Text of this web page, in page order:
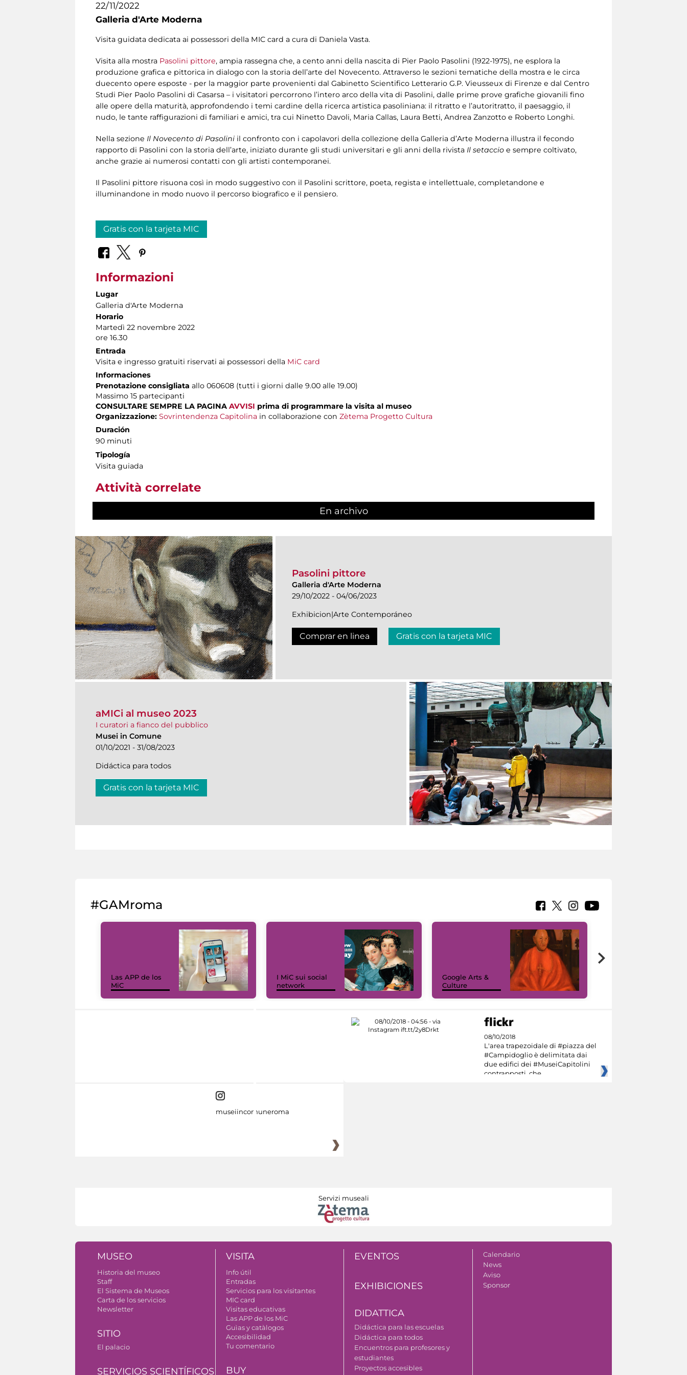
22/11/2022
Galleria d'Arte Moderna
Visita guidata dedicata ai possessori della MIC card a cura di Daniela Vasta.
Visita alla mostra Pasolini pittore, ampia rassegna che, a cento anni della nascita di Pier Paolo Pasolini (1922-1975), ne esplora la
produzione grafica e pittorica in dialogo con la storia dell’arte del Novecento. Attraverso le sezioni tematiche della mostra e le circa
duecento opere esposte - per la maggior parte provenienti dal Gabinetto Scientifico Letterario G.P. Vieusseux di Firenze e dal Centro
Studi Pier Paolo Pasolini di Casarsa – i visitatori percorrono l’intero arco della vita di Pasolini, dalle prime prove grafiche giovanili fino
alle opere della maturità, approfondendo i temi cardine della ricerca artistica pasoliniana: il ritratto e l’autoritratto, il paesaggio, il
nudo, le tante raffigurazioni di familiari e amici, tra cui Ninetto Davoli, Maria Callas, Laura Betti, Andrea Zanzotto e Roberto Longhi.
Nella sezione Il Novecento di Pasolini il confronto con i capolavori della collezione della Galleria d’Arte Moderna illustra il fecondo
rapporto di Pasolini con la storia dell’arte, iniziato durante gli studi universitari e gli anni della rivista Il setaccio e sempre coltivato,
anche grazie ai numerosi contatti con gli artisti contemporanei.
Il Pasolini pittore risuona così in modo suggestivo con il Pasolini scrittore, poeta, regista e intellettuale, completandone e
illuminandone in modo nuovo il percorso biografico e il pensiero.
Gratis con la tarjeta MIC
Informazioni
Lugar
Galleria d'Arte Moderna
Horario
Martedì 22 novembre 2022
ore 16.30
Entrada
Visita e ingresso gratuiti riservati ai possessori della MiC card
Informaciones
Prenotazione consigliata allo 060608 (tutti i giorni dalle 9.00 alle 19.00)
Massimo 15 partecipanti
CONSULTARE SEMPRE LA PAGINA AVVISI prima di programmare la visita al museo
Organizzazione: Sovrintendenza Capitolina in collaborazione con Zètema Progetto Cultura
Duración
90 minuti
Tipología
Visita guiada
Attività correlate
En archivo
Pasolini pittore
Galleria d'Arte Moderna
29/10/2022 - 04/06/2023
Exhibicion|Arte Contemporáneo
Comprar en linea Gratis con la tarjeta MIC
aMICi al museo 2023
I curatori a fianco del pubblico
Musei in Comune
01/10/2021 - 31/08/2023
Didáctica para todos
Gratis con la tarjeta MIC
#GAMroma
Las APP de los
MiC
I MiC sui social
network
Google Arts &
Culture
08/10/2018
L'area trapezoidale di #piazza del
#Campidoglio è delimitata dai
due edifici dei #MuseiCapitolini
contrapposti, che
museiincomuneroma
Servizi museali
MUSEO
Historia del museo
Staff
El Sistema de Museos
Carta de los servicios
Newsletter
SITIO
El palacio
SERVICIOS SCIENTÍFICOS
VISITA
Info útil
Entradas
Servicios para los visitantes
MIC card
Visitas educativas
Las APP de los MiC
Guìas y catàlogos
Accesibilidad
Tu comentario
BUY
EVENTOS
EXHIBICIONES
DIDATTICA
Didáctica para las escuelas
Didáctica para todos
Encuentros para profesores y
estudiantes
Proyectos accesibles
Calendario
News
Aviso
Sponsor